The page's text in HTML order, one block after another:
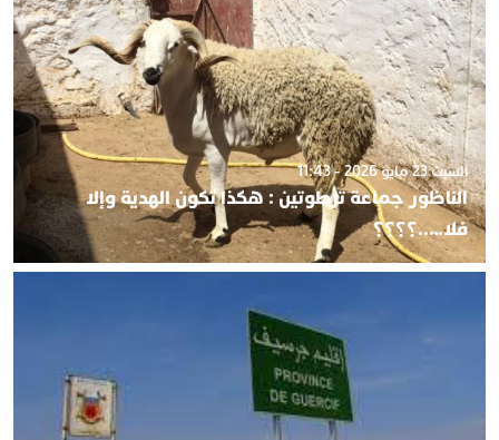
السبت 23 مايو 2026 - 11:43
الناظور جماعة تزطوتين : هكذا تكون الهدية وإلا
فلا…..؟؟؟؟